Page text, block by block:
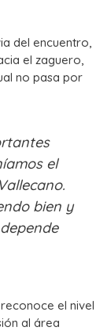
del encuentro,
el zaguero,
no pasa por
el
bien y
el nivel
al área